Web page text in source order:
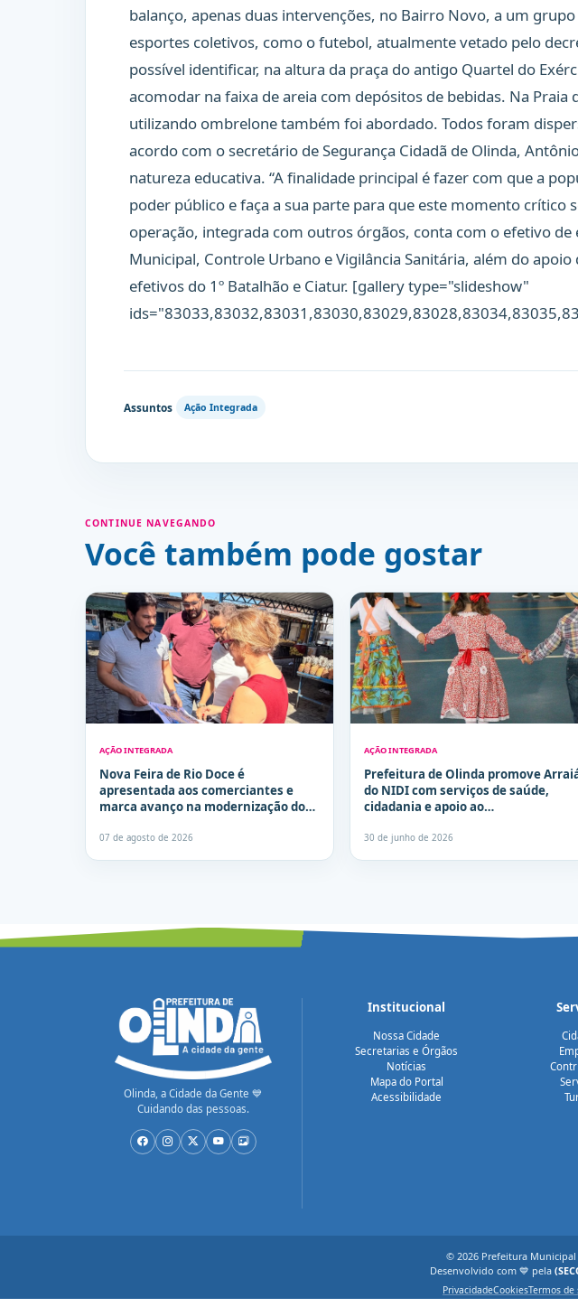
balanço, apenas duas intervenções, no Bairro Novo, a um
esportes coletivos, como o futebol, atualmente vetado pelo
possível identificar, na altura da praça do antigo Quartel do
acomodar na faixa de areia com depósitos de bebidas. Na Praia
utilizando ombrelone também foi abordado. Todos foram
acordo com o secretário de Segurança Cidadã de Olinda,
natureza educativa. “A finalidade principal é fazer com que a
poder público e faça a sua parte para que este momento crítico
operação, integrada com outros órgãos, conta com o efetivo de
Municipal, Controle Urbano e Vigilância Sanitária, além do apoio
efetivos do 1º Batalhão e Ciatur. [gallery type="slideshow"
Assuntos Ação Integrada
CONTINUE NAVEGANDO
Você também pode gostar
AÇÃO INTEGRADA
Nova Feira de Rio Doce é
apresentada aos comerciantes e
marca avanço na modernização dos
07 de agosto de 2026
AÇÃO INTEGRADA
Prefeitura de Olinda promove
do NIDI com serviços de saúde,
cidadania e apoio ao
30 de junho de 2026
Olinda, a Cidade da Gente 💙
Cuidando das pessoas.
Institucional
Nossa Cidade
Secretarias e Órgãos
Notícias
Mapa do Portal
Acessibilidade
© 2026 Prefeitura Municipal
Desenvolvido com 💙 pela
PrivacidadeCookiesTermos de